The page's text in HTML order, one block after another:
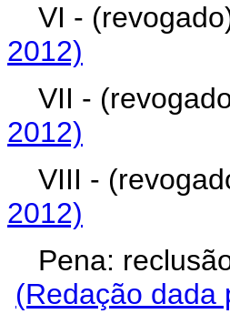
VI -
2012)
VII -
2012)
VIII -
2012)
Pena:
(Redação dada